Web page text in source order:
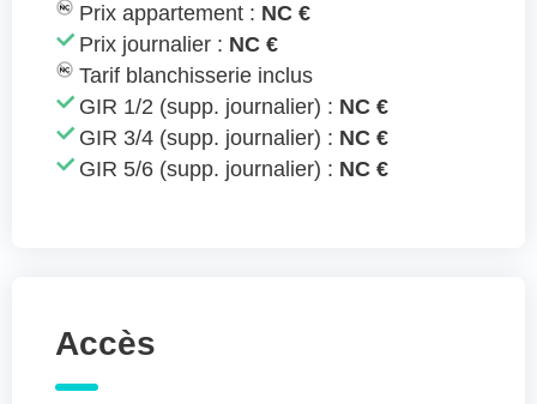
Prix appartement : NC €
Prix journalier : NC €
Tarif blanchisserie inclus
GIR 1/2 (supp. journalier) : NC €
GIR 3/4 (supp. journalier) : NC €
GIR 5/6 (supp. journalier) : NC €
Accès